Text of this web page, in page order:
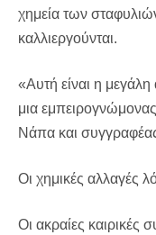
χημεία των
καλλιεργούνται.
«Αυτή είναι η
μια
Νάπα και
Οι χημικές αλλαγές
Οι ακραίες